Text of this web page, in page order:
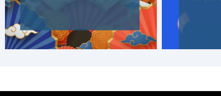
Preferowany język
POPULARNE